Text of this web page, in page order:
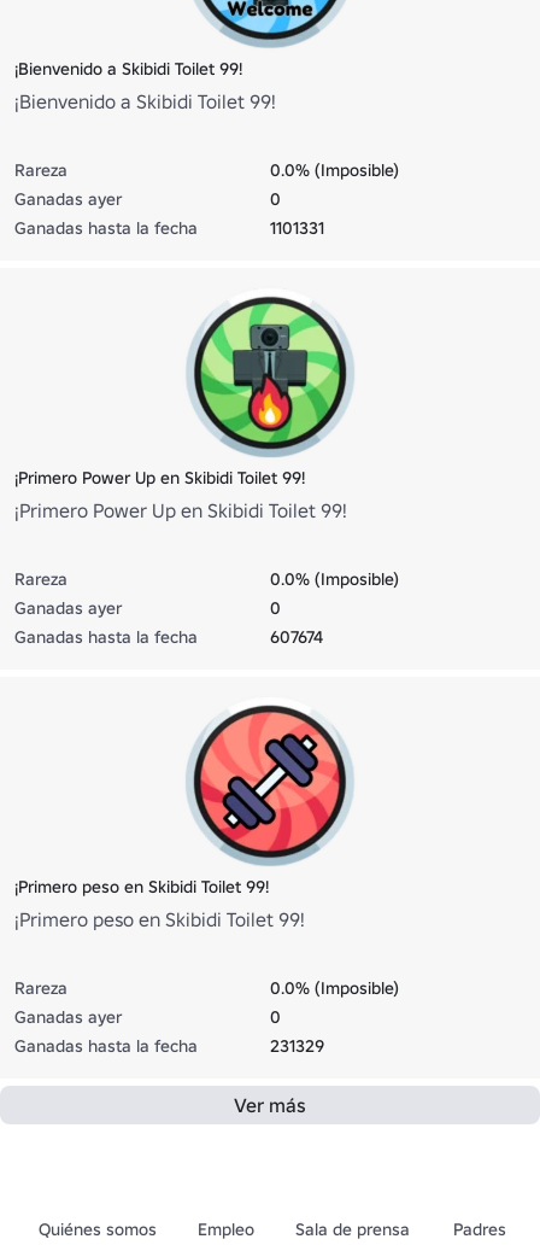
¡Bienvenido a Skibidi Toilet 99!
¡Bienvenido a Skibidi Toilet 99!
Rareza
0.0% (Imposible)
Ganadas ayer
0
Ganadas hasta la fecha
1101331
¡Primero Power Up en Skibidi Toilet 99!
¡Primero Power Up en Skibidi Toilet 99!
Rareza
0.0% (Imposible)
Ganadas ayer
0
Ganadas hasta la fecha
607674
¡Primero peso en Skibidi Toilet 99!
¡Primero peso en Skibidi Toilet 99!
Rareza
0.0% (Imposible)
Ganadas ayer
0
Ganadas hasta la fecha
231329
Ver más
Quiénes somos Empleo Sala de prensa Padres